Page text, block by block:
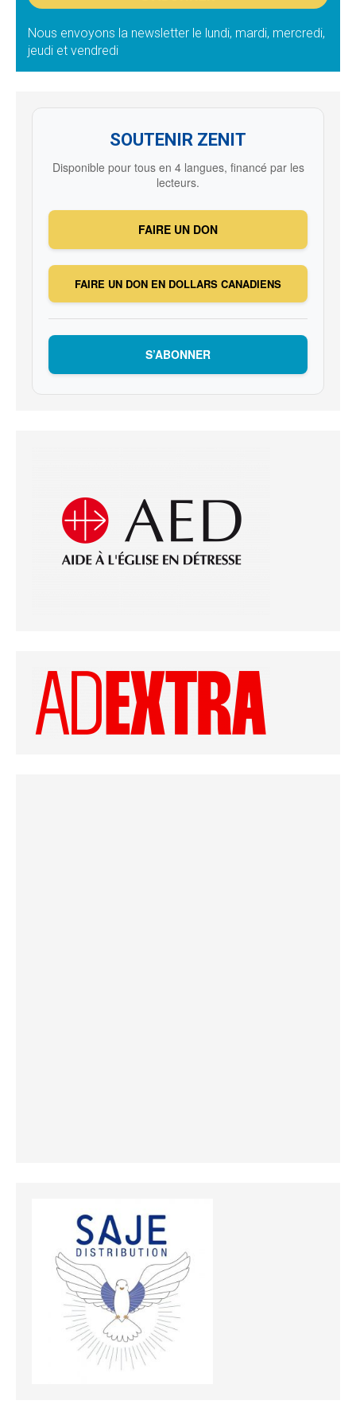
Nous envoyons la newsletter le lundi, mardi, mercredi,
jeudi et vendredi
SOUTENIR ZENIT
Disponible pour tous en 4 langues, financé par les
lecteurs.
FAIRE UN DON
FAIRE UN DON EN DOLLARS CANADIENS
S’ABONNER